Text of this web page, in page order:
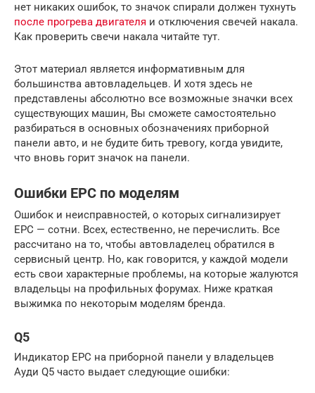
нет никаких ошибок, то значок спирали должен тухнуть
после прогрева двигателя и отключения свечей накала.
Как проверить свечи накала читайте тут.
Этот материал является информативным для
большинства автовладельцев. И хотя здесь не
представлены абсолютно все возможные значки всех
существующих машин, Вы сможете самостоятельно
разбираться в основных обозначениях приборной
панели авто, и не будите бить тревогу, когда увидите,
что вновь горит значок на панели.
Ошибки EPC по моделям
Ошибок и неисправностей, о которых сигнализирует
EPC — сотни. Всех, естественно, не перечислить. Все
рассчитано на то, чтобы автовладелец обратился в
сервисный центр. Но, как говорится, у каждой модели
есть свои характерные проблемы, на которые жалуются
владельцы на профильных форумах. Ниже краткая
выжимка по некоторым моделям бренда.
Q5
Индикатор EPC на приборной панели у владельцев
Ауди Q5 часто выдает следующие ошибки: